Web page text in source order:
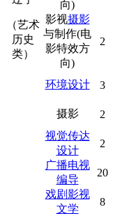
（艺术
历史
类）
向)
影视摄影
与制作(电
影特效方
向)
2
环境设计 3
摄影 2
视觉传达
设计
2
广播电视
编导
20
戏剧影视
文学
8